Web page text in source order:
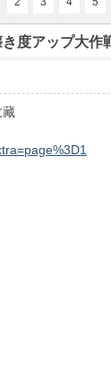
索度アップ大作
藏